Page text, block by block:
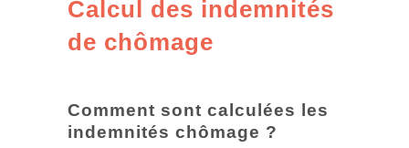
Calcul des indemnités
de chômage
Comment sont calculées les
indemnités chômage ?